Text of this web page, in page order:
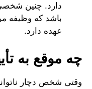
دارد. چنین
باشد که وظیفه
عهده دارد.
چه موقع به
وقتی شخص دچار